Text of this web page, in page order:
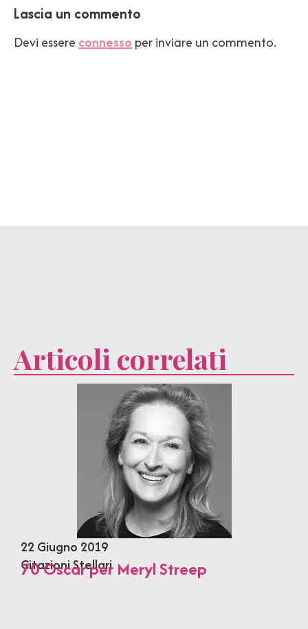
Lascia un commento
Devi essere connesso per inviare un commento.
Articoli correlati
22 Giugno 2019
Citazioni Stellari
70 Oscar per Meryl Streep